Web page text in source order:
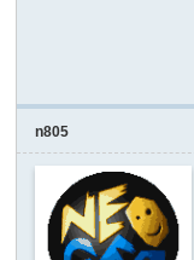
n805